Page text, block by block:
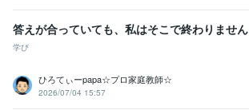
答えが合っていても、私はそこで終わりません
学び
ひろてぃーpapa☆プロ家庭教師☆
2026/07/04 15:57